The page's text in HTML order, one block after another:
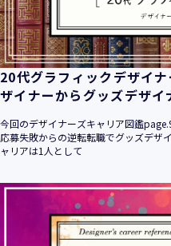
権利の保護、個人情報に関
また、以下に示す方針を具
ジメントシステムを構築し
要請の変化、経営環境の変
続的改善に、全社を挙げて
す。
当社は、事業の目的に適切
を行い、特定された利用目
人情報の取扱いを行いませ
当社は個人情報の取扱いに
他の規範を遵守致します。
当社は個人情報の漏えい、
は、合理的な安全対策を講
20代グラフィックデザイ
ザイナーからグッズデザイ
今回のデザイナーズキャリア図鑑
応募失敗からの逆転転職でグッズデザ
ャリアは1人として